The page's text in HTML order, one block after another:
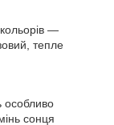
—
тепле
особливо
сонця